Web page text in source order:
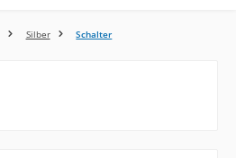
Silber Schalter